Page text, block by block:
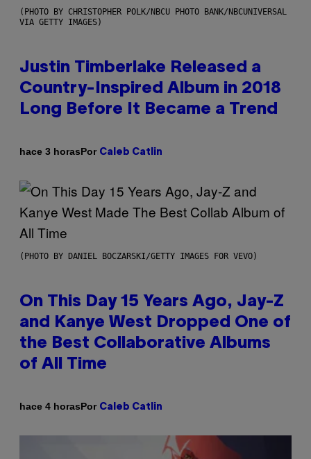
(PHOTO BY CHRISTOPHER POLK/NBCU PHOTO BANK/NBCUNIVERSAL
VIA GETTY IMAGES)
Justin Timberlake Released a
Country-Inspired Album in 2018
Long Before It Became a Trend
hace 3 horasPor Caleb Catlin
(PHOTO BY DANIEL BOCZARSKI/GETTY IMAGES FOR VEVO)
On This Day 15 Years Ago, Jay-Z
and Kanye West Dropped One of
the Best Collaborative Albums
of All Time
hace 4 horasPor Caleb Catlin